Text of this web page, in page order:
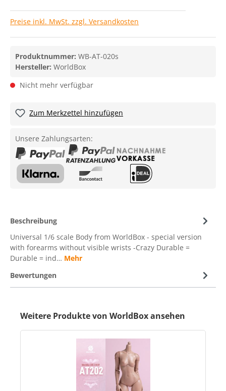
Preise inkl. MwSt. zzgl. Versandkosten
Produktnummer: WB-AT-020s
Hersteller: WorldBox
Nicht mehr verfügbar
Zum Merkzettel hinzufügen
Unsere Zahlungsarten:
Beschreibung
Universal 1/6 scale Body from WorldBox - special version
with forearms without visible wrists -Crazy Durable =
Durable = ind… Mehr
Bewertungen
Weitere Produkte von WorldBox ansehen